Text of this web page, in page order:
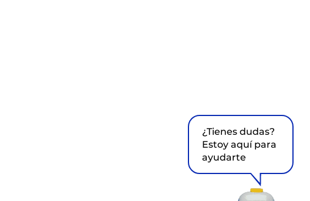
¿Tienes dudas?
Estoy aquí para
ayudarte